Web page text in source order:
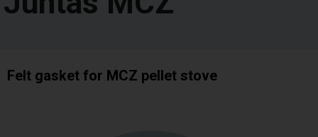
Felt gasket for MCZ pellet stove